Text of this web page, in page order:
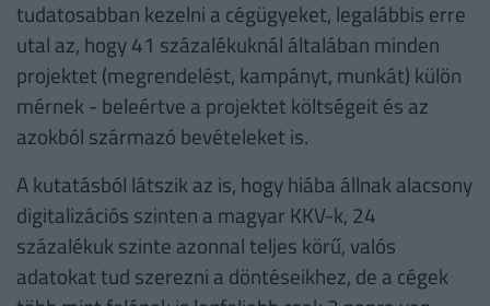
tudatosabban kezelni a cégügyeket, legalábbis erre
utal az, hogy 41 százalékuknál általában minden
projektet (megrendelést, kampányt, munkát) külön
mérnek - beleértve a projektet költségeit és az
azokból származó bevételeket is.
A kutatásból látszik az is, hogy hiába állnak alacsony
digitalizációs szinten a magyar KKV-k, 24
százalékuk szinte azonnal teljes körű, valós
adatokat tud szerezni a döntéseikhez, de a cégek